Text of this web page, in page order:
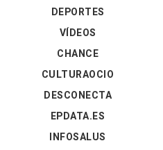
DEPORTES
VÍDEOS
CHANCE
CULTURAOCIO
DESCONECTA
EPDATA.ES
INFOSALUS